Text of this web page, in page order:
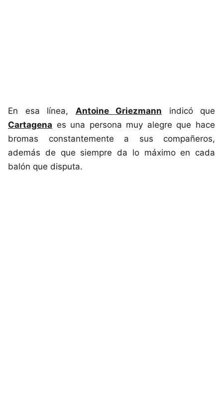
En esa línea, Antoine Griezmann indicó que
Cartagena es una persona muy alegre que hace
bromas constantemente a sus compañeros,
además de que siempre da lo máximo en cada
balón que disputa.